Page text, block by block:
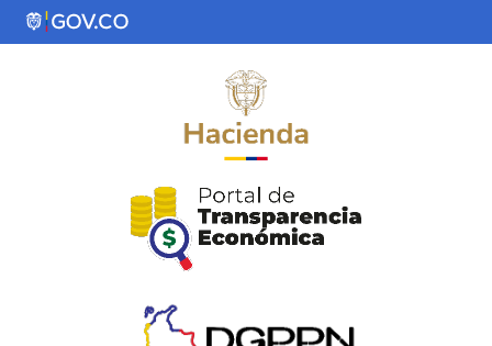
Saltar al contenido principal